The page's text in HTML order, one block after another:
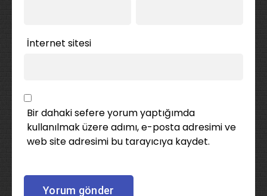
İnternet sitesi
Bir dahaki sefere yorum yaptığımda
kullanılmak üzere adımı, e-posta adresimi ve
web site adresimi bu tarayıcıya kaydet.